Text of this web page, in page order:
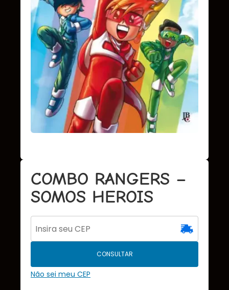
COMBO RANGERS –
SOMOS HEROIS
CONSULTAR
Não sei meu CEP